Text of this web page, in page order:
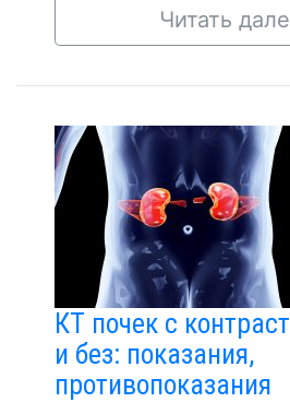
Читать
КТ почек с
и без: показания,
противопоказания